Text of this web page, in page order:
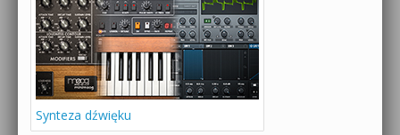
Synteza dźwięku